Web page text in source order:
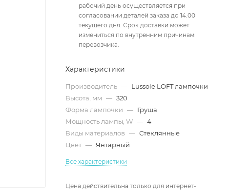
рабочий день осуществляется при
согласовании деталей заказа до 14.00
текущего дня. Срок доставки может
измениться по внутренним причинам
перевозчика.
Характеристики
Производитель — Lussole LOFT лампочки
Высота, мм — 320
Форма лампочки — Груша
Мощность лампы, W — 4
Виды материалов — Стеклянные
Цвет — Янтарный
Все характеристики
Цена действительна только для интернет-